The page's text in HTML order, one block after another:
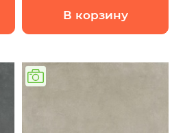
В корзину